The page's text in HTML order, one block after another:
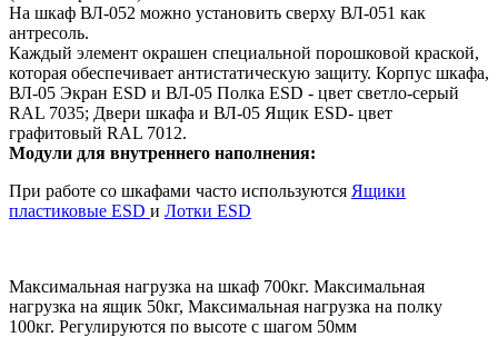
На шкаф ВЛ-052 можно установить сверху ВЛ-051 как
антресоль.
Каждый элемент окрашен специальной порошковой краской,
которая обеспечивает антистатическую защиту. Корпус шкафа,
ВЛ-05 Экран ESD и ВЛ-05 Полка ESD - цвет светло-серый
RAL 7035; Двери шкафа и ВЛ-05 Ящик ESD- цвет
графитовый RAL 7012.
Модули для внутреннего наполнения:
При работе со шкафами часто используются Ящики
пластиковые ESD и Лотки ESD
Максимальная нагрузка на шкаф 700кг. Максимальная
нагрузка на ящик 50кг, Максимальная нагрузка на полку
100кг. Регулируются по высоте с шагом 50мм